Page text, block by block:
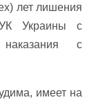
лет лишения
Украины с
с
имеет на